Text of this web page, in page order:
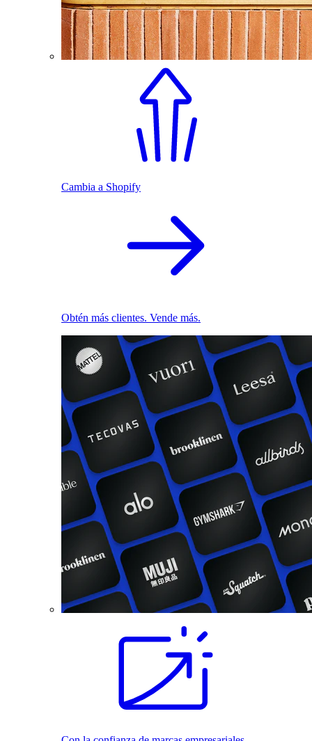
Cambia a Shopify
Obtén más clientes. Vende más.